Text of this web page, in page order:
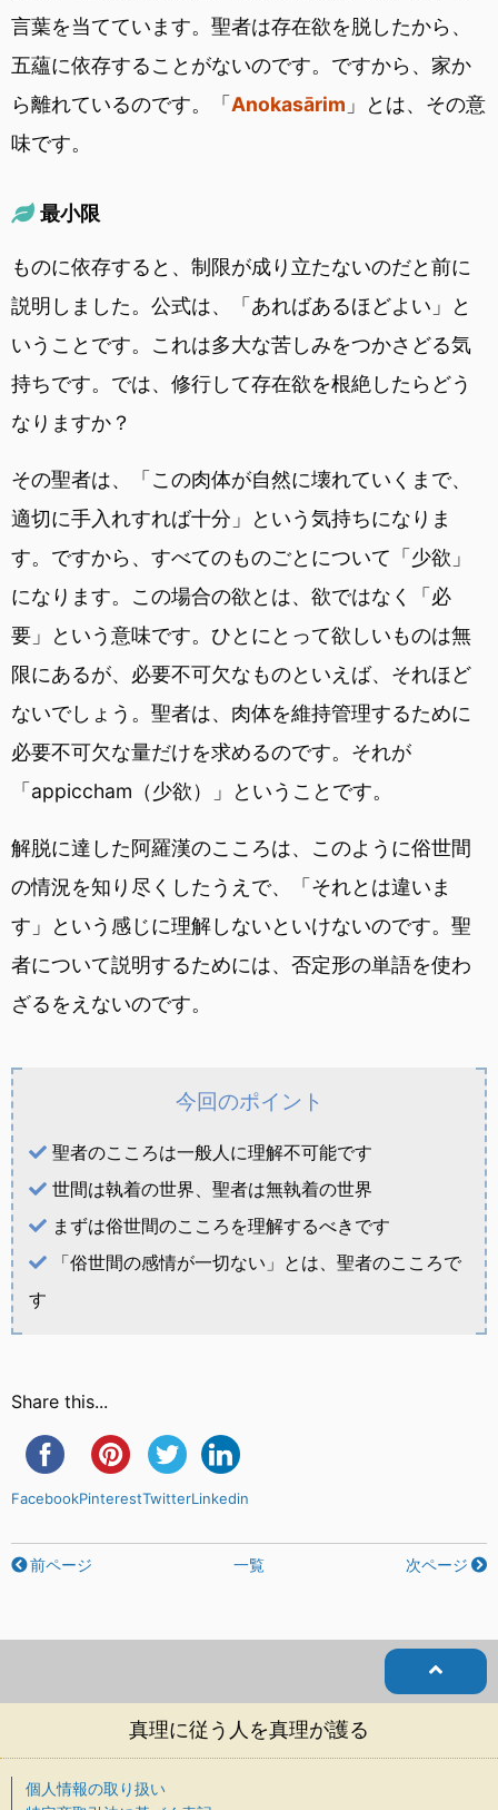
言葉を当てています。聖者は存在欲を脱したから、
五蘊に依存することがないのです。ですから、家か
ら離れているのです。「Anokasārim 」とは、その意
味です。
最小限
ものに依存すると、制限が成り立たないのだと前に
説明しました。公式は、「あればあるほどよい」と
いうことです。これは多大な苦しみをつかさどる気
持ちです。では、修行して存在欲を根絶したらどう
なりますか？
その聖者は、「この肉体が自然に壊れていくまで、
適切に手入れすれば十分」という気持ちになりま
す。ですから、すべてのものごとについて「少欲」
になります。この場合の欲とは、欲ではなく「必
要」という意味です。ひとにとって欲しいものは無
限にあるが、必要不可欠なものといえば、それほど
ないでしょう。聖者は、肉体を維持管理するために
必要不可欠な量だけを求めるのです。それが
「appiccham（少欲）」ということです。
解脱に達した阿羅漢のこころは、このように俗世間
の情況を知り尽くしたうえで、「それとは違いま
す」という感じに理解しないといけないのです。聖
者について説明するためには、否定形の単語を使わ
ざるをえないのです。
今回のポイント
聖者のこころは一般人に理解不可能です
世間は執着の世界、聖者は無執着の世界
まずは俗世間のこころを理解するべきです
「俗世間の感情が一切ない」とは、聖者のこころで
す
Share this...
FacebookPinterestTwitterLinkedin
前ページ 一覧 次ページ
真理に従う人を真理が護る
個人情報の取り扱い